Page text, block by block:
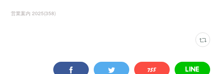
営業案内 2025(358)